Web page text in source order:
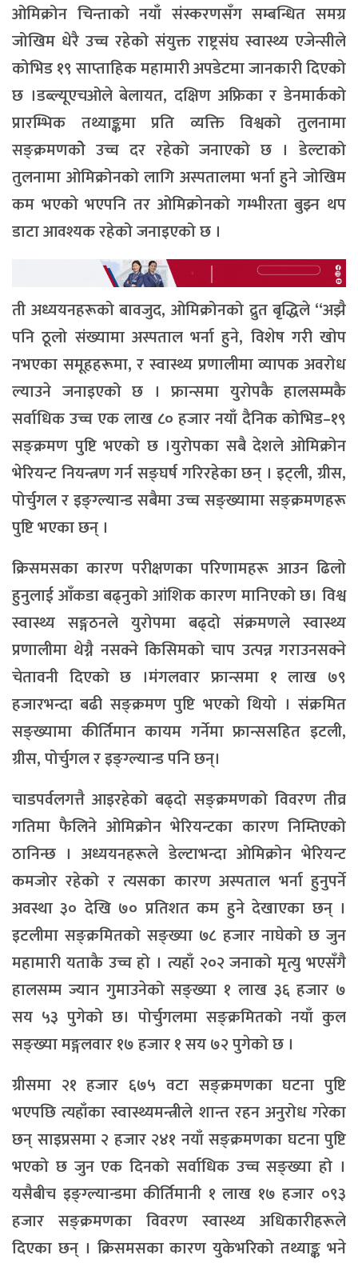
ओमिक्रोन चिन्ताको नयाँ संस्करणसँग सम्बन्धित समग्र
जोखिम धेरै उच्च रहेको संयुक्त राष्ट्रसंघ स्वास्थ्य एजेन्सीले
कोभिड १९ साप्ताहिक महामारी अपडेटमा जानकारी दिएको
छ ।डब्ल्यूएचओले बेलायत, दक्षिण अफ्रिका र डेनमार्कको
प्रारम्भिक तथ्याङ्कमा प्रति व्यक्ति विश्वको तुलनामा
सङ्क्रमणकोे उच्च दर रहेको जनाएको छ । डेल्टाको
तुलनामा ओमिक्रोनको लागि अस्पतालमा भर्ना हुने जोखिम
कम भएको भएपनि तर ओमिक्रोनको गम्भीरता बुझ्न थप
डाटा आवश्यक रहेको जनाइएको छ ।
ती अध्ययनहरूको बावजुद, ओमिक्रोनको द्रुत बृद्धिले “अझै
पनि ठूलो संख्यामा अस्पताल भर्ना हुने, विशेष गरी खोप
नभएका समूहहरूमा, र स्वास्थ्य प्रणालीमा व्यापक अवरोध
ल्याउने जनाइएको छ । फ्रान्समा युरोपकै हालसम्मकै
सर्वाधिक उच्च एक लाख ८० हजार नयाँ दैनिक कोभिड–१९
सङ्क्रमण पुष्टि भएको छ ।युरोपका सबै देशले ओमिक्रोन
भेरियन्ट नियन्त्रण गर्न सङ्घर्ष गरिरहेका छन् । इट्ली, ग्रीस,
पोर्चुगल र इङ्ग्ल्यान्ड सबैमा उच्च सङ्ख्यामा सङ्क्रमणहरू
पुष्टि भएका छन् ।
क्रिसमसका कारण परीक्षणका परिणामहरू आउन ढिलो
हुनुलाई आँकडा बढ्नुको आंशिक कारण मानिएको छ। विश्व
स्वास्थ्य सङ्गठनले युरोपमा बढ्दो संक्रमणले स्वास्थ्य
प्रणालीमा थेग्नै नसक्ने किसिमको चाप उत्पन्न गराउनसक्ने
चेतावनी दिएको छ ।मंगलवार फ्रान्समा १ लाख ७९
हजारभन्दा बढी सङ्क्रमण पुष्टि भएको थियो । संक्रमित
सङ्ख्यामा कीर्तिमान कायम गर्नेमा फ्रान्ससहित इटली,
ग्रीस, पोर्चुगल र इङ्ग्ल्यान्ड पनि छन्।
चाडपर्वलगत्तै आइरहेको बढ्दो सङ्क्रमणको विवरण तीव्र
गतिमा फैलिने ओमिक्रोन भेरियन्टका कारण निम्तिएको
ठानिन्छ । अध्ययनहरूले डेल्टाभन्दा ओमिक्रोन भेरियन्ट
कमजोर रहेको र त्यसका कारण अस्पताल भर्ना हुनुपर्ने
अवस्था ३० देखि ७० प्रतिशत कम हुने देखाएका छन् ।
इटलीमा सङ्क्रमितको सङ्ख्या ७८ हजार नाघेको छ जुन
महामारी यताकै उच्च हो । त्यहाँ २०२ जनाको मृत्यु भएसँगै
हालसम्म ज्यान गुमाउनेको सङ्ख्या १ लाख ३६ हजार ७
सय ५३ पुगेको छ। पोर्चुगलमा सङ्क्रमितको नयाँ कुल
सङ्ख्या मङ्गलवार १७ हजार १ सय ७२ पुगेको छ ।
ग्रीसमा २१ हजार ६७५ वटा सङ्क्रमणका घटना पुष्टि
भएपछि त्यहाँका स्वास्थ्यमन्त्रीले शान्त रहन अनुरोध गरेका
छन् साइप्रसमा २ हजार २४१ नयाँ सङ्क्रमणका घटना पुष्टि
भएको छ जुन एक दिनको सर्वाधिक उच्च सङ्ख्या हो ।
यसैबीच इङ्ग्ल्यान्डमा कीर्तिमानी १ लाख १७ हजार ०९३
हजार सङ्क्रमणका विवरण स्वास्थ्य अधिकारीहरूले
दिएका छन् । क्रिसमसका कारण युकेभरिको तथ्याङ्क भने